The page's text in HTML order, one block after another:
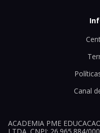
Canal
ACADEMIA PME